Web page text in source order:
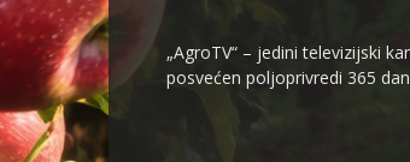
„AgroTV“ – jedini televizijski
posvećen poljoprivredi 365